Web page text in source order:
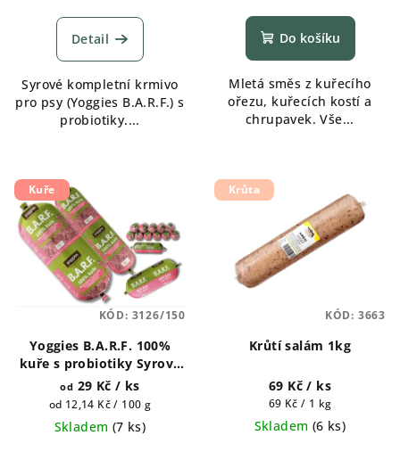
Detail
Syrové kompletní krmivo
pro psy (Yoggies B.A.R.F.) s
probiotiky....
Do košíku
Mletá směs z kuřecího
ořezu, kuřecích kostí a
chrupavek. Vše...
Kuře
Yoggies B.A.R.F. 100%
kuře s probiotiky Syrové
maso pro psy 150g, 700g,
1300g, 1800g
od 29 Kč / ks
Měrná
cena:
od 12,14 Kč / 100 g
Skladem (7 ks)
KÓD: 3126/150
Krůta
Krůtí salám 1kg
69 Kč/ ks
Měrná
cena:
69 Kč / 1 kg
Skladem (6 ks)
KÓD: 3663